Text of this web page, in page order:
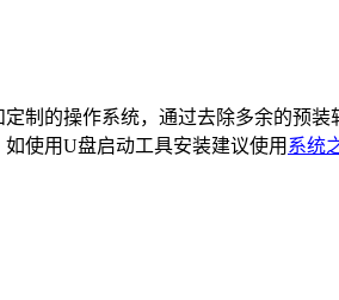
的操作系统，通过去除多余的预
如使用U盘启动工具安装建议使用 系统